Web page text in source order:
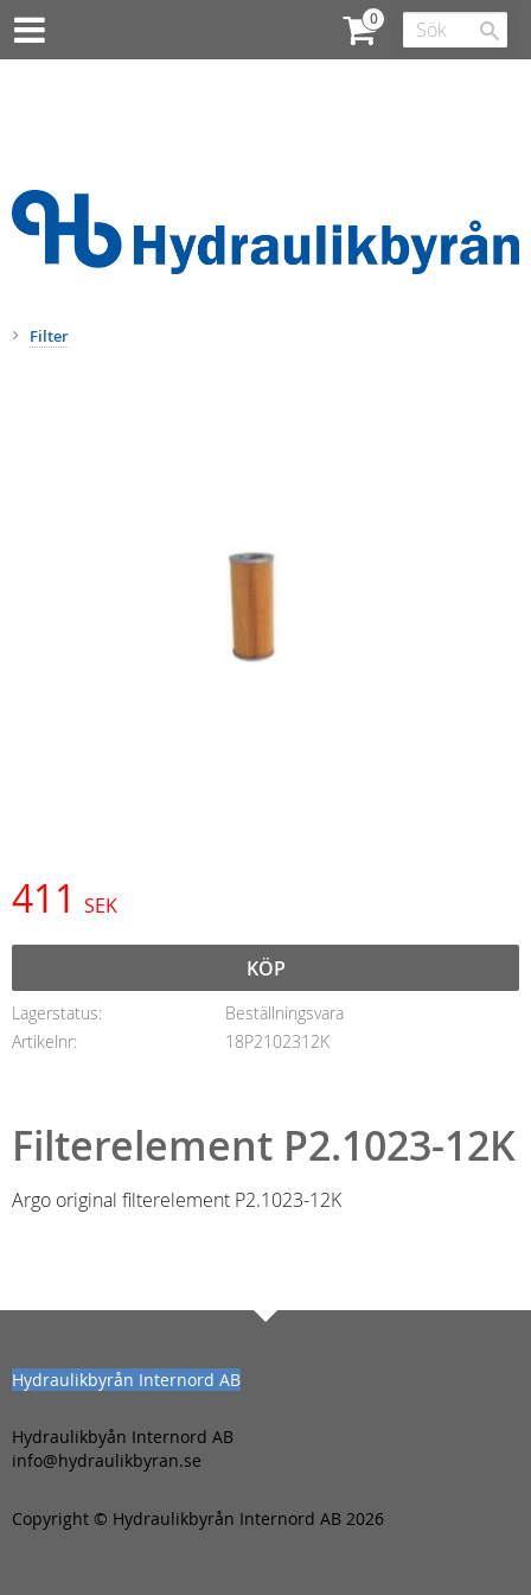
Filter
411 SEK
KÖP
Lagerstatus
Beställningsvara
Artikelnr
18P2102312K
Filterelement P2.1023-12K
Argo original filterelement P2.1023-12K
Hydraulikbyrån Internord AB
Hydraulikbyån Internord AB
info@hydraulikbyran.se
Copyright © Hydraulikbyrån Internord AB 2026